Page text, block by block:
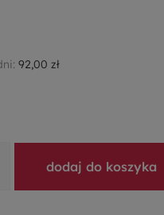
92,00 zł
dodaj do koszyka